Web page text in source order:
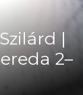
|
2–